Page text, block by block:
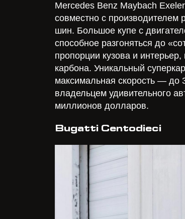
Mercedes Benz Maybach
совместно с производителем
шин. Большое купе с
способное разгоняться до
пропорции кузова и
карбона. Уникальный
максимальная скорость — до
владельцем удивительного
миллионов долларов.
Bugatti Centodieci